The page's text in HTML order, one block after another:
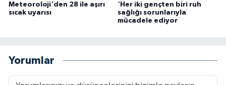
Meteoroloji'den 28 ile aşırı
sıcak uyarısı
'Her iki gençten biri ruh
sağlığı sorunlarıyla
mücadele ediyor
Yorumlar